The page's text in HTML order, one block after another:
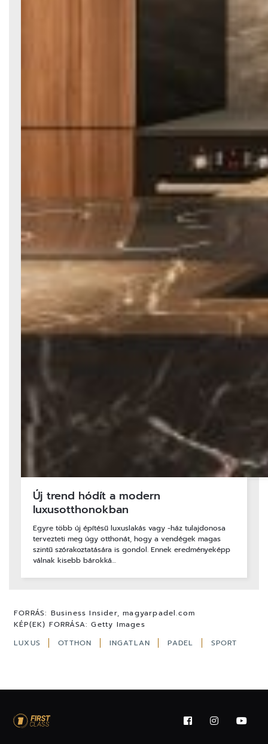
Új trend hódít a modern
luxusotthonokban
Egyre több új építésű luxuslakás vagy -ház tulajdonosa
tervezteti meg úgy otthonát, hogy a vendégek magas
szintű szórakoztatására is gondol. Ennek eredményeképp
válnak kisebb bárokká…
FORRÁS: Business Insider, magyarpadel.com
KÉP(EK) FORRÁSA: Getty Images
LUXUS
OTTHON INGATLAN PADEL SPORT